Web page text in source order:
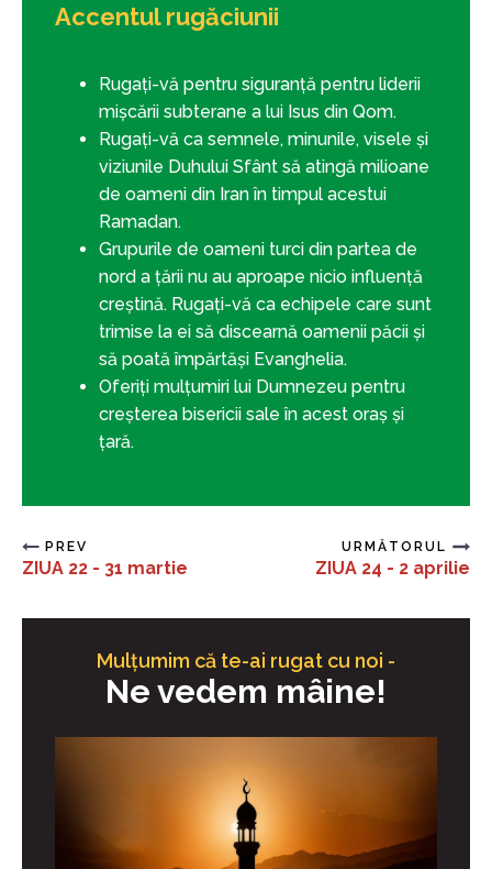
Accentul rugăciunii
Rugați-vă pentru siguranță pentru liderii
mișcării subterane a lui Isus din Qom.
Rugați-vă ca semnele, minunile, visele și
viziunile Duhului Sfânt să atingă milioane
de oameni din Iran în timpul acestui
Ramadan.
Grupurile de oameni turci din partea de
nord a țării nu au aproape nicio influență
creștină. Rugați-vă ca echipele care sunt
trimise la ei să discearnă oamenii păcii și
să poată împărtăși Evanghelia.
Oferiți mulțumiri lui Dumnezeu pentru
creșterea bisericii sale în acest oraș și
țară.
PREV
ZIUA 22 - 31 martie
URMĂTORUL
ZIUA 24 - 2 aprilie
Mulțumim că te-ai rugat cu noi -
Ne vedem mâine!